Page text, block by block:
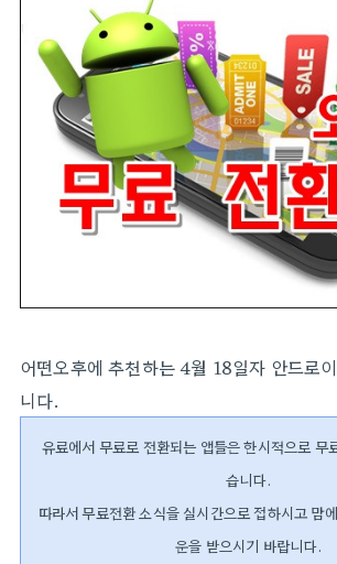
어떤오후에 추천하는 4월 18일자 안드로
니다.
유료에서 무료로 전환되는 앱들은 한시적으로 무
습니다.
따라서 무료전환 소식을 실시간으로 접하시고 맘
운을 받으시기 바랍니다.